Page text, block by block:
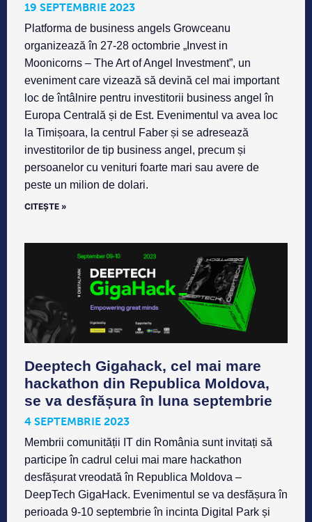
19 SEPTEMBRIE 2023
Platforma de business angels Growceanu
organizează în 27-28 octombrie „Invest in
Moonicorns – The Art of Angel Investment”, un
eveniment care vizează să devină cel mai important
loc de întâlnire pentru investitorii business angel în
Europa Centrală și de Est. Evenimentul va avea loc
la Timișoara, la centrul Faber și se adresează
investitorilor de tip business angel, precum și
persoanelor cu venituri foarte mari sau avere de
peste un milion de dolari.
CITEȘTE »
Deeptech Gigahack, cel mai mare
hackathon din Republica Moldova,
se va desfășura în luna septembrie
4 SEPTEMBRIE 2023
Membrii comunității IT din România sunt invitați să
participe în cadrul celui mai mare hackathon
desfășurat vreodată în Republica Moldova –
DeepTech GigaHack. Evenimentul se va desfășura în
perioada 9-10 septembrie în incinta Digital Park și